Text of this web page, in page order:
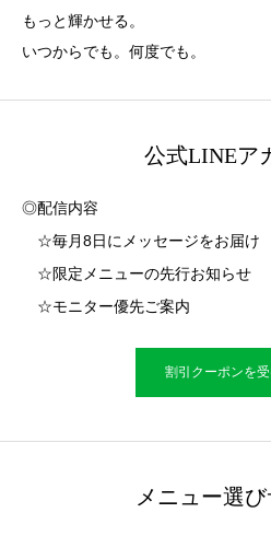
もっと輝かせる。
いつからでも。何度でも。
公式LINEア
◎配信内容
☆毎月8日にメッセージをお届け
☆限定メニューの先行お知らせ
☆モニター優先ご案内
割引クーポンを
メニュー選び